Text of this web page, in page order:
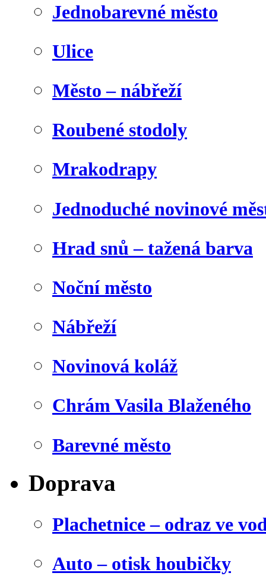
Jednobarevné město
Ulice
Město – nábřeží
Roubené stodoly
Mrakodrapy
Jednoduché novinové
Hrad snů – tažená barva
Noční město
Nábřeží
Novinová koláž
Chrám Vasila Blaženého
Barevné město
Doprava
Plachetnice – odraz ve
Auto – otisk houbičky